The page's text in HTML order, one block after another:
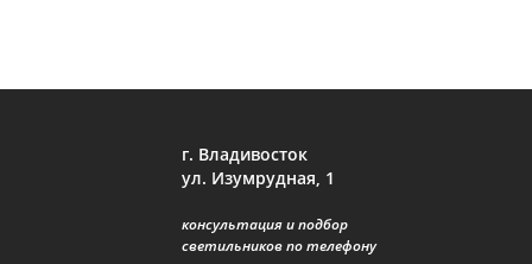
г. Владивосток
ул. Изумрудная, 1
консультация и подбор
светильников по телефону